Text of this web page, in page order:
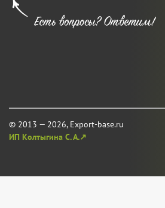
© 2013 — 2026, Export-base.ru
ИП Колтыгина С. А.↗